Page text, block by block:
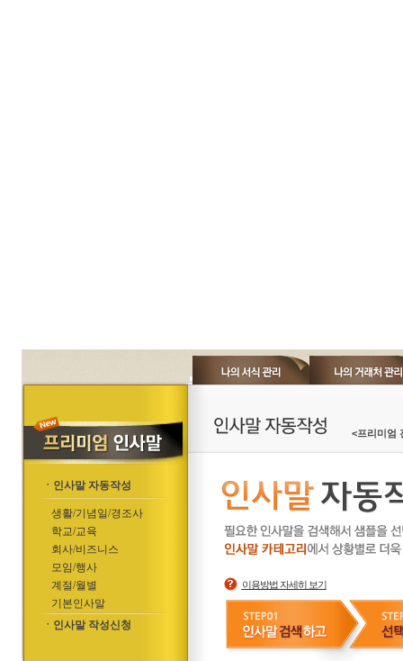
ㆍ인사말 자동작성
생활/기념일/경조사
학교/교육
회사/비즈니스
모임/행사
계절/월별
기본인사말
ㆍ인사말 작성신청
<프리미엄
이용방법 자세히 보기